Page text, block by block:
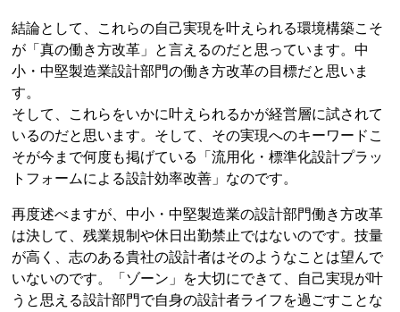
結論として、これらの自己実現を叶えられる環境構築こそ
が「真の働き方改革」と言えるのだと思っています。中
小・中堅製造業設計部門の働き方改革の目標だと思いま
す。
そして、これらをいかに叶えられるかが経営層に試されて
いるのだと思います。そして、その実現へのキーワードこ
そが今まで何度も掲げている「流用化・標準化設計プラッ
トフォームによる設計効率改善」なのです。
再度述べますが、中小・中堅製造業の設計部門働き方改革
は決して、残業規制や休日出勤禁止ではないのです。技量
が高く、志のある貴社の設計者はそのようなことは望んで
いないのです。「ゾーン」を大切にできて、自己実現が叶
うと思える設計部門で自身の設計者ライフを過ごすことな